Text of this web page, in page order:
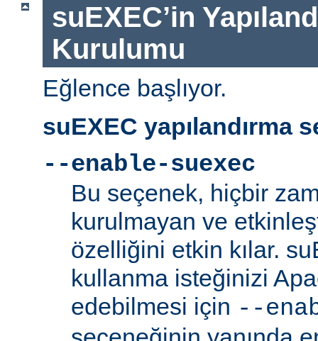
suEXEC’in
Kurulumu
Eğlence başlıyor.
suEXEC yapılandırma
--enable-suexec
Bu seçenek, hiçbir
kurulmayan ve
özelliğini etkin kılar.
kullanma isteğinizi
edebilmesi için --